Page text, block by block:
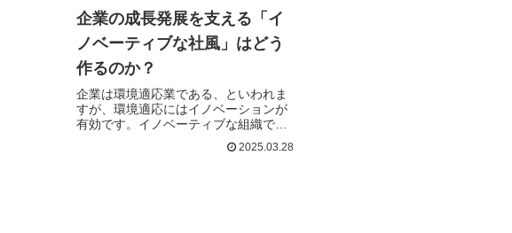
企業の成長発展を支える「イ
ノベーティブな社風」はどう
作るのか？
企業は環境適応業である、といわれま
すが、環境適応にはイノベーションが
有効です。イノベーティブな組織であ
2025.03.28